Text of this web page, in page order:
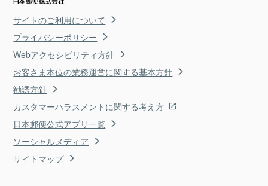
サイトのご利用について
プライバシーポリシー
Webアクセシビリティ方針
お客さま本位の業務運営に関する基本方針
勧誘方針
カスタマーハラスメントに関する考え方
日本郵便公式アプリ一覧
ソーシャルメディア
サイトマップ